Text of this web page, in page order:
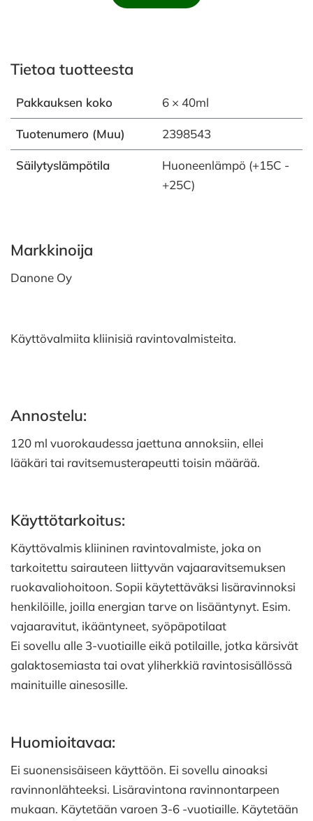
Tietoa tuotteesta
Pakkauksen koko 6 × 40ml
Tuotenumero (Muu) 2398543
Säilytyslämpötila
Huoneenlämpö (+15C -
+25C)
Markkinoija
Danone Oy
Käyttövalmiita kliinisiä ravintovalmisteita.
Annostelu:
120 ml vuorokaudessa jaettuna annoksiin, ellei
lääkäri tai ravitsemusterapeutti toisin määrää.
Käyttötarkoitus:
Käyttövalmis kliininen ravintovalmiste, joka on
tarkoitettu sairauteen liittyvän vajaaravitsemuksen
ruokavaliohoitoon. Sopii käytettäväksi lisäravinnoksi
henkilöille, joilla energian tarve on lisääntynyt. Esim.
vajaaravitut, ikääntyneet, syöpäpotilaat
Ei sovellu alle 3-vuotiaille eikä potilaille, jotka kärsivät
galaktosemiasta tai ovat yliherkkiä ravintosisällössä
mainituille ainesosille.
Huomioitavaa:
Ei suonensisäiseen käyttöön. Ei sovellu ainoaksi
ravinnonlähteeksi. Lisäravintona ravinnontarpeen
mukaan. Käytetään varoen 3-6 -vuotiaille. Käytetään